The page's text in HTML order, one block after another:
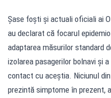
Șase foști și actuali oficiali ai
au declarat că focarul
adaptarea măsurilor standard
izolarea pasagerilor bolnavi și
contact cu aceștia. Niciunul
prezintă simptome în prezent,